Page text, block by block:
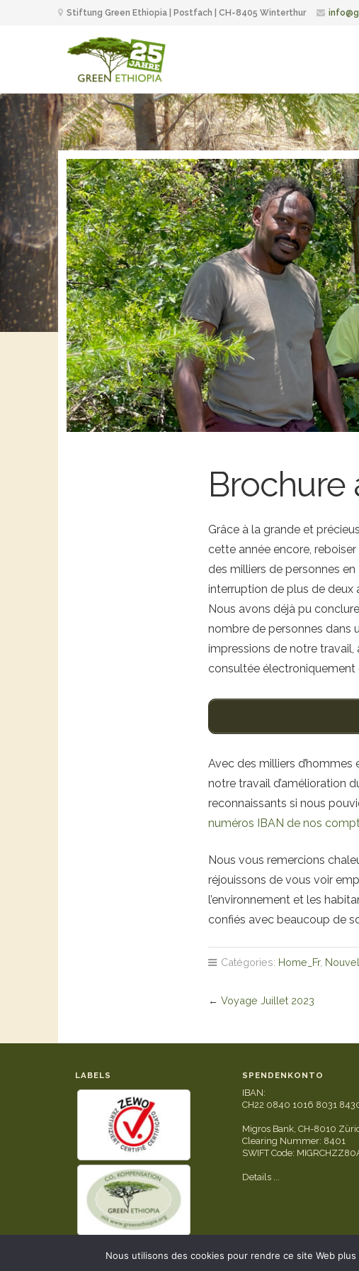
Stiftung Green Ethiopia | Postfach | CH-8405 Winterthur
Brochure
Grâce à la grande et
cette année encore,
des milliers de personnes
interruption de plus de deux
Nous avons déjà pu
nombre de personnes dans
impressions de notre
consultée électroniquement
Avec des milliers
notre travail d’amélioration
reconnaissants si nous
numéros IBAN de nos
Nous vous remercions
réjouissons de vous voir
l’environnement et les
confiés avec beaucoup de
Catégories: Home_Fr,
←Voyage Juillet 2023
LABELS SPENDENKONTO
IBAN:
CH22 0840 1016 8031
Migros Bank, CH-8010
Clearing Nummer: 8401
SWIFT Code:
Details ...
Nous utilisons des cookies pour rendre ce site Web